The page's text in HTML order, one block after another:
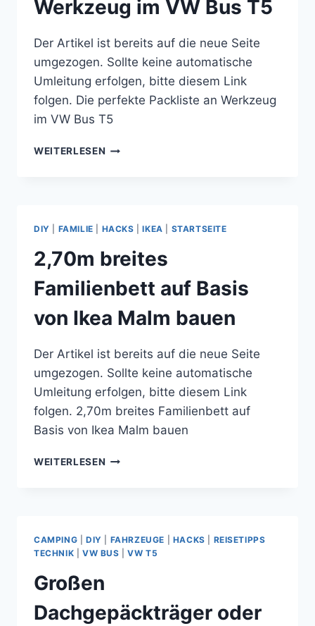
Werkzeug im VW Bus T5
Der Artikel ist bereits auf die neue Seite
umgezogen. Sollte keine automatische
Umleitung erfolgen, bitte diesem Link
folgen. Die perfekte Packliste an Werkzeug
im VW Bus T5
WEITERLESEN DIE
T5
DIY FAMILIE HACKS |IKEA STARTSEITE
2,70m breites
Familienbett auf Basis
von Ikea Malm bauen
Der Artikel ist bereits auf die neue Seite
umgezogen. Sollte keine automatische
Umleitung erfolgen, bitte diesem Link
folgen. 2,70m breites Familienbett auf
Basis von Ikea Malm bauen
WEITERLESEN 2,70M
VON
IKEA
MALM
CAMPING DIY FAHRZEUGE HACKS
REISETIPPS
TECHNIK
VW BUS |VW T5
Großen
Dachgepäckträger oder